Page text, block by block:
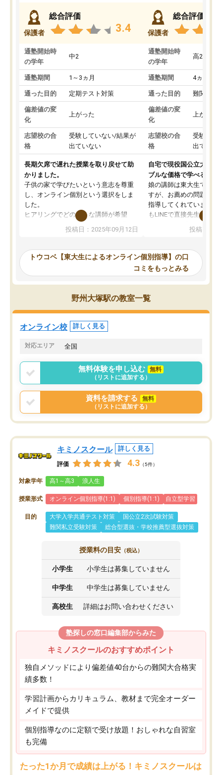
保護者
総合評価
3.4
通塾開始時
の学年
中2
通塾期間 1～3ヵ月
通った目的 定期テスト対策
偏差値の変
化
上がった
志望校の合
格
受験していない/結果が
出ていない
長期欠席で遅れた授業を取り戻せて助
かりました。
子供の家で学びたいという意志を尊重
し、オンライン個別という選択をしま
した。
ヒアリングでどのような講師が希望
か、オプションは付帯するかなど選ぶ
事が出来ました。
ーティングを行い、その講師で良いか
見てから講師を決定する事ができま
す。
うちの子は、初回面談の講師の方で決
オンラインツールを使用した単語帳の
共有があり宿題もそちらで出される形
でした。
言う事で講師変更の申し出があり、あ
まりに短期での変更だった為、塾に通
う事にして退会しました。遅れも取り
戻せ、授業内容や講師の方は良かった
と思います。
投稿日：2025年09月12日
保護者
総合評価
通塾開始時
の学年
高2
通塾期間 4ヵ月～1
通った目的 難関私立
偏差値の変
化
上がった
志望校の合
格
受験して
出ていな
自宅で現役国公立大学生
ブルな価格で学べる
娘の講師は東大生では無
すが、お薦めの問題集や
指導してくれています。
もLINEで直接先生に質問
めれるので、個人に合
いなのがあり(有料)、受
ことをどんなスケジュー
くか相談したのですが、
ち期待したものではなく
内容でした。それでも明
やる気も出ましたし、苦
くなってきたようなので
投稿日：
トウコベ【東大生によるオンライン個別指導】の口
コミをもっとみる
野州大塚駅の教室一覧
オンライン校 詳しく見る
対応エリア 全国
無料体験を申し込む
無料
（リストに追加する）
資料を請求する
無料
（リストに追加する）
キミノスクール 詳しく見る
評価 4.3 （5件）
対象学年 高1～高3 浪人生
授業形式 オンライン個別指導(1:1) 個別指導(1:1) 自立型学習
目的 大学入学共通テスト対策
国公立2次試験対策
難関私立受験対策
総合型選抜・学校推薦型選抜対策
授業料の目安 （税込）
小学生 小学生は募集していません
中学生 中学生は募集していません
高校生 詳細はお問い合わせください
塾探しの窓口編集部からみた
キミノスクールのおすすめポイント
独自メソッドにより偏差値40台からの難関大合格実
績多数！
学習計画からカリキュラム、教材まで完全オーダー
メイドで提供
個別指導なのに定額で受け放題！おしゃれな自習室
も完備
たった1か月で成績は上がる！キミノスクールは